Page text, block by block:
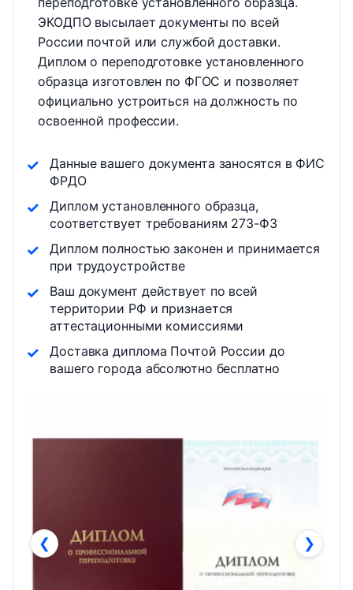
ЭКОДПО высылает документы по всей
России почтой или службой доставки.
Диплом о переподготовке установленного
образца изготовлен по ФГОС и позволяет
официально устроиться на должность по
освоенной профессии.
Данные вашего документа заносятся в ФИС
ФРДО
Диплом установленного образца,
соответствует требованиям 273-ФЗ
Диплом полностью законен и принимается
при трудоустройстве
Ваш документ действует по всей
территории РФ и признается
аттестационными комиссиями
Доставка диплома Почтой России до
вашего города абсолютно бесплатно
❮ ❯